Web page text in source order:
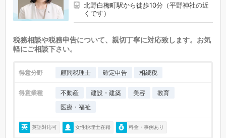
北野白梅町駅から徒歩10分（平野神社の近
くです）
税務相談や税務申告について、親切丁寧に対応致します。お気
軽にご相談下さい。
得意分野 顧問税理士 確定申告 相続税
得意業種 不動産 建設・建築 美容
教育
医療・福祉
英語対応可 女性税理士在籍 料金・事例あり